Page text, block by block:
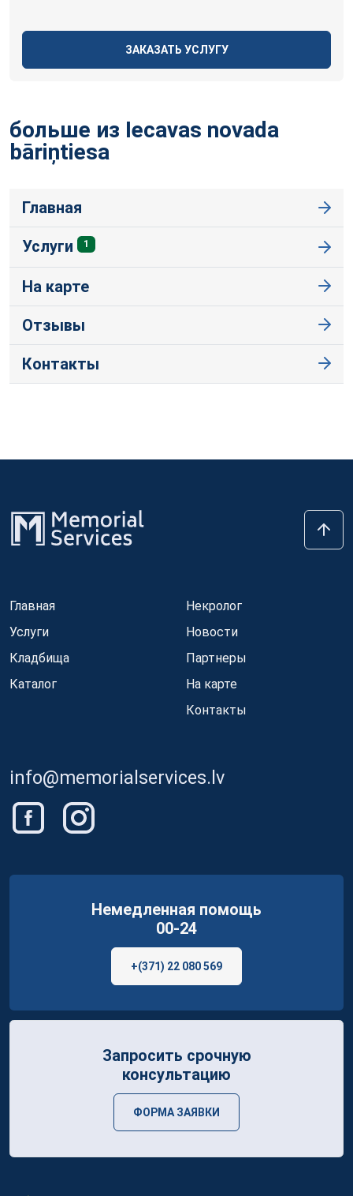
ЗАКАЗАТЬ УСЛУГУ
больше из Iecavas novada
bāriņtiesa
Главная
Услуги 1
На карте
Отзывы
Контакты
Главная
Услуги
Кладбища
Каталог
Некролог
Новости
Партнеры
На карте
Контакты
info@memorialservices.lv
Немедленная помощь
00-24
+(371) 22 080 569
Запросить срочную
консультацию
ФОРМА ЗАЯВКИ